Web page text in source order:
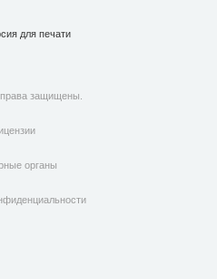
для печати
защищены.
органы